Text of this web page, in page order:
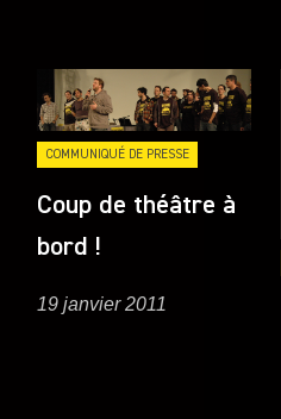
COMMUNIQUÉ DE PRESSE
Coup de théâtre à
bord !
19 janvier 2011